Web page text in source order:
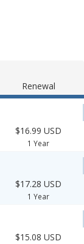
Renewal
$16.99 USD
1 Year
$17.28 USD
1 Year
$15.08 USD